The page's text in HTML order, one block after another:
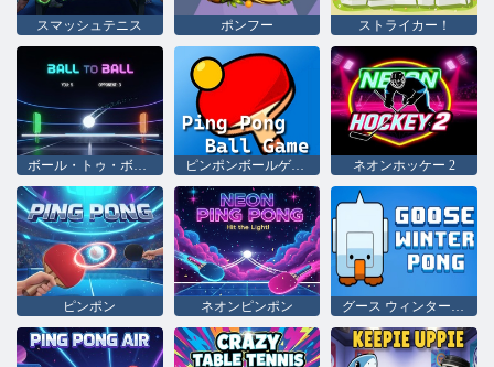
スマッシュテニス ポンフー ストライカー！
ボール・トゥ・ボール ピンポンボールゲーム ネオンホッケー 2
ピンポン ネオンピンポン グース ウィンター ポン